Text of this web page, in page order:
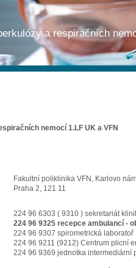
a respiračních
nemocí 1.LF UK a VFN
Fakultní poliklinika VFN, Karlovo
Praha 2, 121 11
224 96 6303 ( 9310 ) sekretariát
224 96 9325 recepce ambulancí -
224 96 9307 spirometrická laboratoř
224 96 9211 (9212) Centrum plicní
224 96 9369 jednotka intermediární